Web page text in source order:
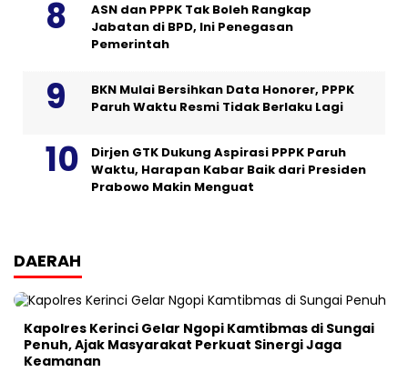
ASN dan PPPK Tak Boleh Rangkap
Jabatan di BPD, Ini Penegasan
Pemerintah
BKN Mulai Bersihkan Data Honorer, PPPK
Paruh Waktu Resmi Tidak Berlaku Lagi
Dirjen GTK Dukung Aspirasi PPPK Paruh
Waktu, Harapan Kabar Baik dari Presiden
Prabowo Makin Menguat
DAERAH
Kapolres Kerinci Gelar Ngopi Kamtibmas di Sungai
Penuh, Ajak Masyarakat Perkuat Sinergi Jaga
Keamanan